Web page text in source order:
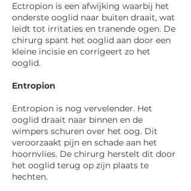
Ectropion is een afwijking waarbij het
onderste ooglid naar buiten draait, wat
leidt tot irritaties en tranende ogen. De
chirurg spant het ooglid aan door een
kleine incisie en corrigeert zo het
ooglid.
Entropion
Entropion is nog vervelender. Het
ooglid draait naar binnen en de
wimpers schuren over het oog. Dit
veroorzaakt pijn en schade aan het
hoornvlies. De chirurg herstelt dit door
het ooglid terug op zijn plaats te
hechten.